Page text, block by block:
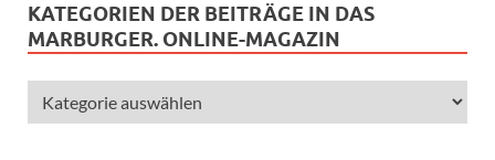
KATEGORIEN DER BEITRÄGE IN DAS
MARBURGER. ONLINE-MAGAZIN